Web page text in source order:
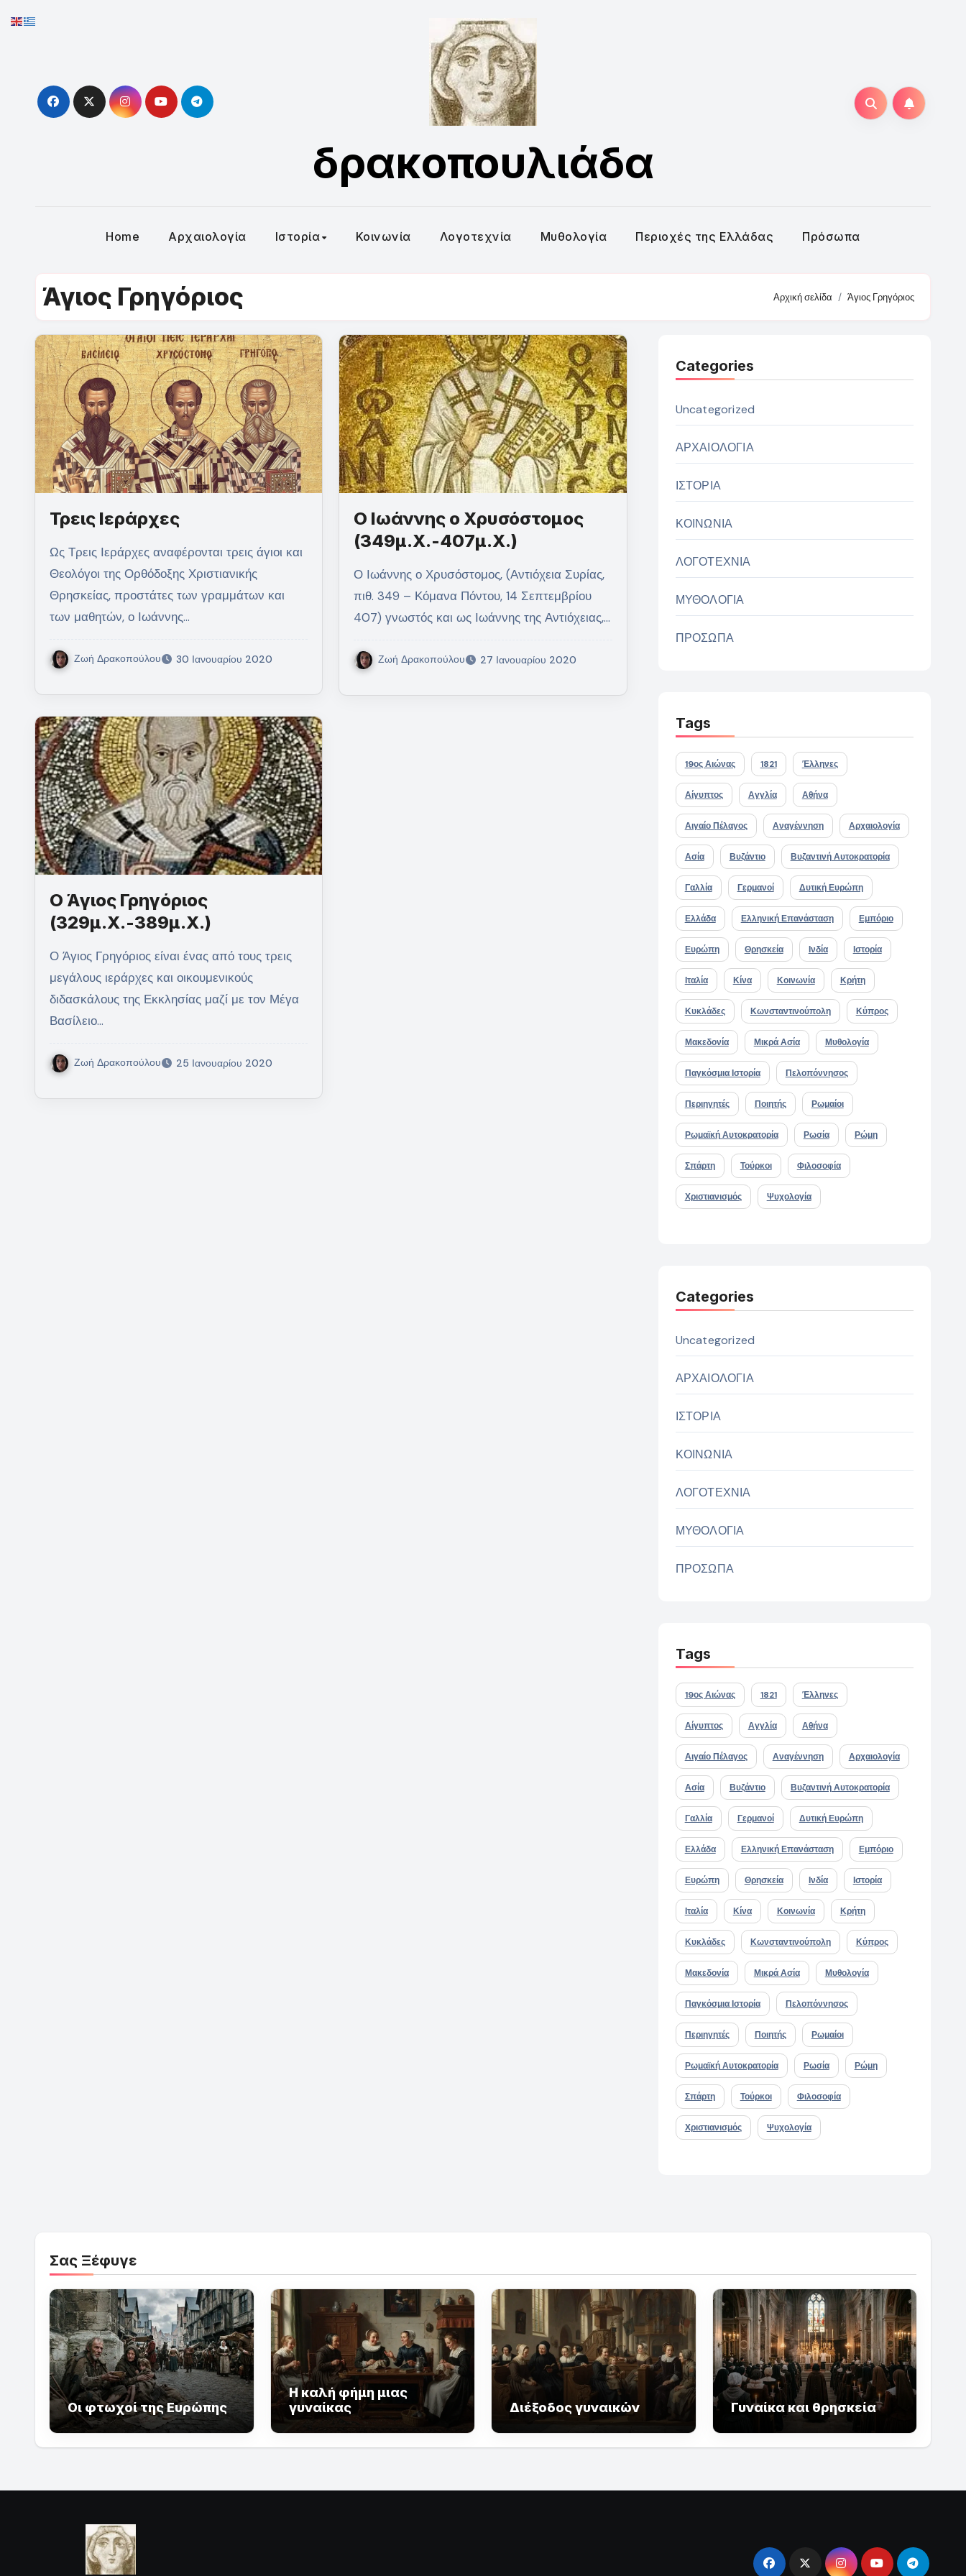
to
δρακοπουλιάδα
Home Αρχαιολογία Ιστορία Κοινωνία Λογοτεχνία Μυθολογία Περιοχές της Ελλάδας Πρόσωπα
Άγιος Γρηγόριος Αρχική σελίδα Άγιος Γρηγόριος
Τρεις Ιεράρχες
Ως Τρεις Ιεράρχες αναφέρονται τρεις άγιοι και
Θεολόγοι της Ορθόδοξης Χριστιανικής
Θρησκείας, προστάτες των γραμμάτων και
των μαθητών, ο Ιωάννης…
Ζωή Δρακοπούλου 30 Ιανουαρίου 2020
Ο Ιωάννης ο Χρυσόστομος
(349μ.Χ.-407μ.Χ.)
Ο Ιωάννης ο Χρυσόστομος, (Αντιόχεια Συρίας,
πιθ. 349 – Κόμανα Πόντου, 14 Σεπτεμβρίου
407) γνωστός και ως Ιωάννης της Αντιόχειας,…
Ζωή Δρακοπούλου 27 Ιανουαρίου 2020
Ο Άγιος Γρηγόριος
(329μ.Χ.-389μ.Χ.)
Ο Άγιος Γρηγόριος είναι ένας από τους τρεις
μεγάλους ιεράρχες και οικουμενικούς
διδασκάλους της Εκκλησίας μαζί με τον Μέγα
Βασίλειο…
Ζωή Δρακοπούλου 25 Ιανουαρίου 2020
Categories
Uncategorized
ΑΡΧΑΙΟΛΟΓΙΑ
ΙΣΤΟΡΙΑ
ΚΟΙΝΩΝΙΑ
ΛΟΓΟΤΕΧΝΙΑ
ΜΥΘΟΛΟΓΙΑ
ΠΡΟΣΩΠΑ
Tags
19ος Αιώνας 1821 Έλληνες
Αίγυπτος Αγγλία Αθήνα
Αιγαίο Πέλαγος Αναγέννηση Αρχαιολογία
Ασία Βυζάντιο Βυζαντινή Αυτοκρατορία
Γαλλία Γερμανοί Δυτική Ευρώπη
Ελλάδα Ελληνική Επανάσταση Εμπόριο
Ευρώπη Θρησκεία Ινδία Ιστορία
Ιταλία Κίνα Κοινωνία Κρήτη
Κυκλάδες Κωνσταντινούπολη Κύπρος
Μακεδονία Μικρά Ασία Μυθολογία
Παγκόσμια Ιστορία Πελοπόννησος
Περιηγητές Ποιητής Ρωμαίοι
Ρωμαϊκή Αυτοκρατορία Ρωσία Ρώμη
Σπάρτη Τούρκοι Φιλοσοφία
Χριστιανισμός Ψυχολογία
Categories
Uncategorized
ΑΡΧΑΙΟΛΟΓΙΑ
ΙΣΤΟΡΙΑ
ΚΟΙΝΩΝΙΑ
ΛΟΓΟΤΕΧΝΙΑ
ΜΥΘΟΛΟΓΙΑ
ΠΡΟΣΩΠΑ
Tags
19ος Αιώνας 1821 Έλληνες
Αίγυπτος Αγγλία Αθήνα
Αιγαίο Πέλαγος Αναγέννηση Αρχαιολογία
Ασία Βυζάντιο Βυζαντινή Αυτοκρατορία
Γαλλία Γερμανοί Δυτική Ευρώπη
Ελλάδα Ελληνική Επανάσταση Εμπόριο
Ευρώπη Θρησκεία Ινδία Ιστορία
Ιταλία Κίνα Κοινωνία Κρήτη
Κυκλάδες Κωνσταντινούπολη Κύπρος
Μακεδονία Μικρά Ασία Μυθολογία
Παγκόσμια Ιστορία Πελοπόννησος
Περιηγητές Ποιητής Ρωμαίοι
Ρωμαϊκή Αυτοκρατορία Ρωσία Ρώμη
Σπάρτη Τούρκοι Φιλοσοφία
Χριστιανισμός Ψυχολογία
Σας Ξέφυγε
Οι φτωχοί της Ευρώπης
Η καλή φήμη μιας
γυναίκας
Διέξοδος γυναικών Γυναίκα και θρησκεία